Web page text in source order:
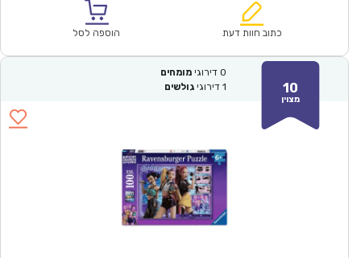
₪93.00.
הוא:
כתוב חוות דעת הוספה לסל
10
מצוין
0 דירוגי מומחים
1 דירוגי גולשים